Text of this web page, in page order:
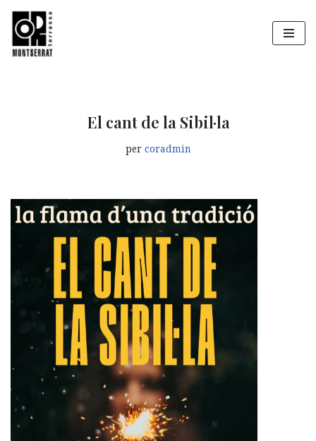
Vés
al
El cant de la Sibil·la
per coradmin